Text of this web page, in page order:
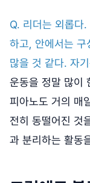
Q. 리더는 외롭다
하고, 안에서는 구
많을 것 같다. 자
운동을 정말 많이
피아노도 거의 매
전히 동떨어진 것
과 분리하는 활동